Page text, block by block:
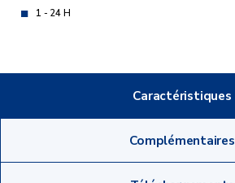
1 - 24 H
Caractéristiques
Complémentaires